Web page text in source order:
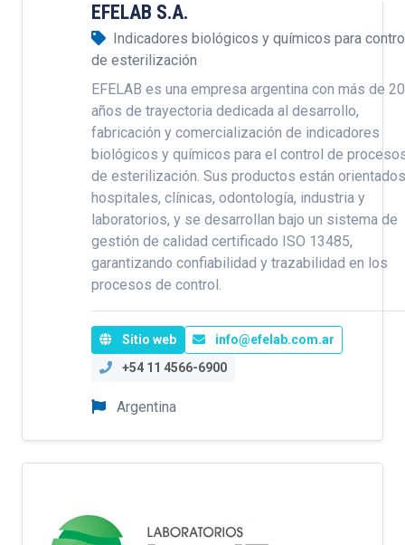
EFELAB S.A.
Indicadores biológicos y químicos para
de esterilización
EFELAB es una empresa argentina con más de 20
años de trayectoria dedicada al desarrollo,
fabricación y comercialización de indicadores
biológicos y químicos para el control de
de esterilización. Sus productos están
hospitales, clínicas, odontología, industria y
laboratorios, y se desarrollan bajo un sistema de
gestión de calidad certificado ISO 13485,
garantizando confiabilidad y trazabilidad en los
procesos de control.
Sitio web
info@efelab.com.ar
+54 11 4566-6900
Argentina